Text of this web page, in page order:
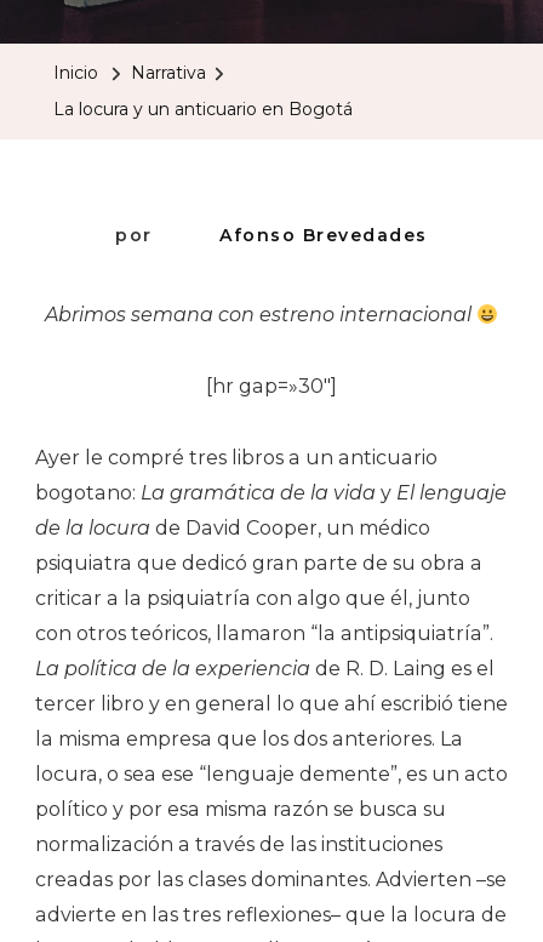
Inicio
Narrativa
La locura y un anticuario en Bogotá
por Afonso Brevedades
Abrimos semana con estreno internacional
[hr gap=»30″]
Ayer le compré tres libros a un anticuario
bogotano: La gramática de la vida y El lenguaje
de la locura de David Cooper, un médico
psiquiatra que dedicó gran parte de su obra a
criticar a la psiquiatría con algo que él, junto
con otros teóricos, llamaron “la antipsiquiatría”.
La política de la experiencia de R. D. Laing es el
tercer libro y en general lo que ahí escribió tiene
la misma empresa que los dos anteriores. La
locura, o sea ese “lenguaje demente”, es un acto
político y por esa misma razón se busca su
normalización a través de las instituciones
creadas por las clases dominantes. Advierten –se
advierte en las tres reflexiones– que la locura de